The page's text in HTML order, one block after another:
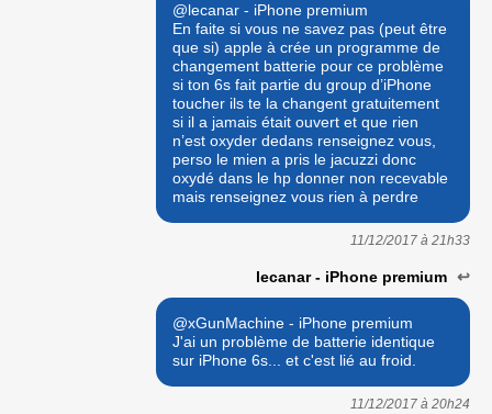
@lecanar - iPhone premium
En faite si vous ne savez pas (peut être
que si) apple à crée un programme de
changement batterie pour ce problème
si ton 6s fait partie du group d’iPhone
toucher ils te la changent gratuitement
si il a jamais était ouvert et que rien
n’est oxyder dedans renseignez vous,
perso le mien a pris le jacuzzi donc
oxydé dans le hp donner non recevable
mais renseignez vous rien à perdre
11/12/2017 à 21h33
lecanar - iPhone premium ↩
@xGunMachine - iPhone premium
J'ai un problème de batterie identique
sur iPhone 6s... et c'est lié au froid.
11/12/2017 à 20h24